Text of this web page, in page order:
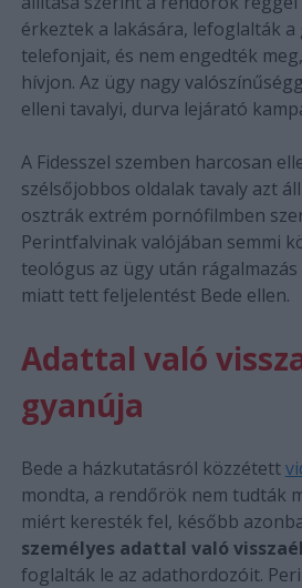
érkeztek a lakására, lefoglalták a
telefonjait, és nem engedték
hívjon. Az ügy nagy
elleni tavalyi, durva lejárató
A Fidesszel szemben harcosan
szélsőjobbos oldalak tavaly azt
osztrák extrém pornófilmben
Perintfalvinak valójában semmi
teológus az ügy után
miatt tett feljelentést Bede ellen.
Adattal való
gyanúja
Bede a házkutatásról közzétett
mondta, a rendőrök nem tudták
miért keresték fel, később
személyes adattal való
foglalták le az adathordozóit.